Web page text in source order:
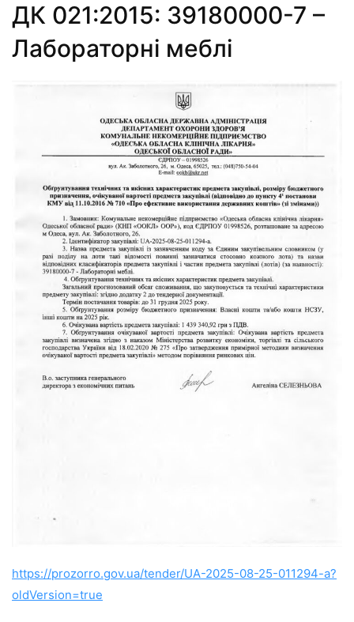
ДК 021:2015: 39180000-7 –
Лабораторні меблі
https://prozorro.gov.ua/tender/UA-2025-08-25-011294-a?
oldVersion=true